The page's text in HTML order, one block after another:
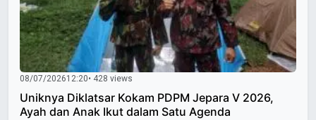
08/07/202612:20• 428 views
Uniknya Diklatsar Kokam PDPM Jepara V 2026,
Ayah dan Anak Ikut dalam Satu Agenda